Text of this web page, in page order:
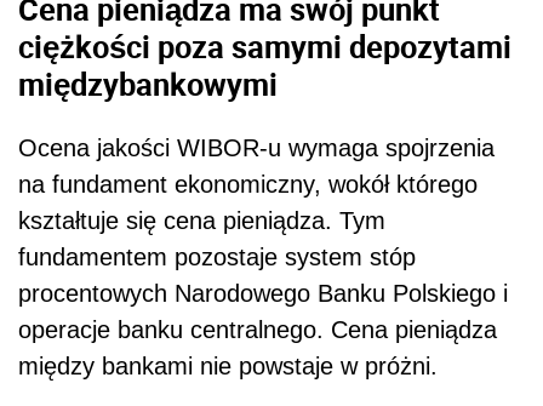
Cena pieniądza ma swój punkt
ciężkości poza samymi depozytami
międzybankowymi
Ocena jakości WIBOR-u wymaga spojrzenia
na fundament ekonomiczny, wokół którego
kształtuje się cena pieniądza. Tym
fundamentem pozostaje system stóp
procentowych Narodowego Banku Polskiego i
operacje banku centralnego. Cena pieniądza
między bankami nie powstaje w próżni.